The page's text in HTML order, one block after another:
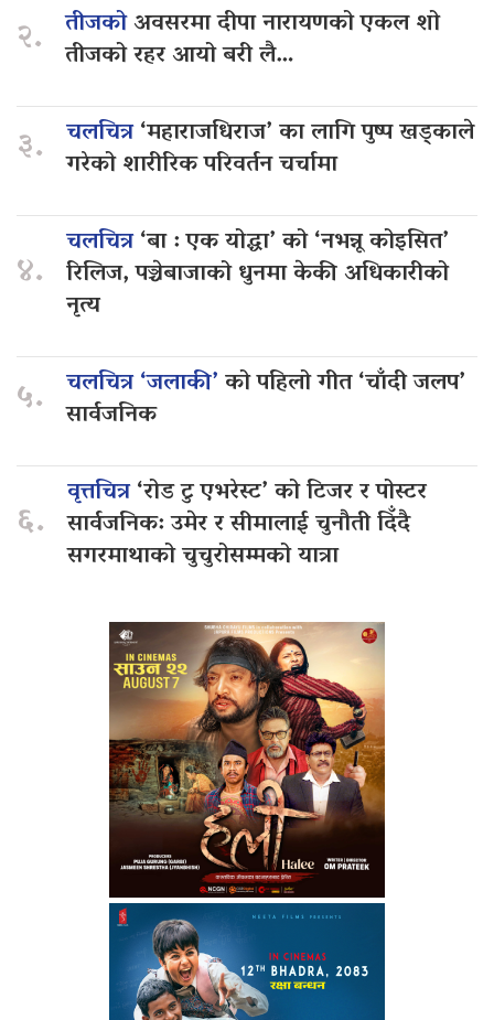
२. तीजकोअवसरमा दीपा नारायणको एकल शो
तीजको रहर आयो बरी लै…
३. चलचित्र‘महाराजधिराज’ का लागि पुष्प खड्काले
गरेको शारीरिक परिवर्तन चर्चामा
४.
चलचित्र‘बा : एक योद्धा’ को ‘नभन्नू कोइसित’
रिलिज, पञ्चेबाजाको धुनमा केकी अधिकारीको
नृत्य
५. चलचित्र ‘जलाकी’को पहिलो गीत ‘चाँदी जलप’
सार्वजनिक
६.
वृत्तचित्र‘रोड टु एभरेस्ट’ को टिजर र पोस्टर
सार्वजनिक: उमेर र सीमालाई चुनौती दिँदै
सगरमाथाको चुचुरोसम्मको यात्रा